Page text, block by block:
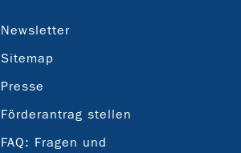
Newsletter
Sitemap
Presse
Förderantrag stellen
FAQ: Fragen und